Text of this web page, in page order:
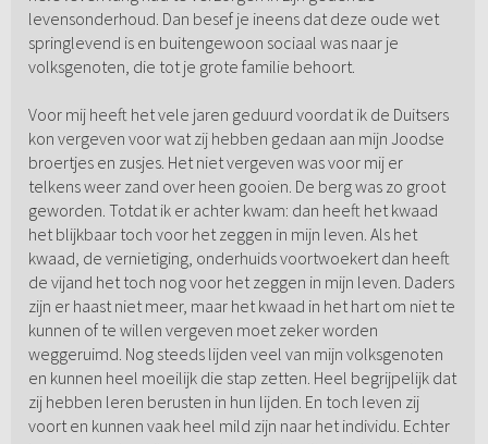
levensonderhoud. Dan besef je ineens dat deze oude wet
springlevend is en buitengewoon sociaal was naar je
volksgenoten, die tot je grote familie behoort.
Voor mij heeft het vele jaren geduurd voordat ik de Duitsers
kon vergeven voor wat zij hebben gedaan aan mijn Joodse
broertjes en zusjes. Het niet vergeven was voor mij er
telkens weer zand over heen gooien. De berg was zo groot
geworden. Totdat ik er achter kwam: dan heeft het kwaad
het blijkbaar toch voor het zeggen in mijn leven. Als het
kwaad, de vernietiging, onderhuids voortwoekert dan heeft
de vijand het toch nog voor het zeggen in mijn leven. Daders
zijn er haast niet meer, maar het kwaad in het hart om niet te
kunnen of te willen vergeven moet zeker worden
weggeruimd. Nog steeds lijden veel van mijn volksgenoten
en kunnen heel moeilijk die stap zetten. Heel begrijpelijk dat
zij hebben leren berusten in hun lijden. En toch leven zij
voort en kunnen vaak heel mild zijn naar het individu. Echter